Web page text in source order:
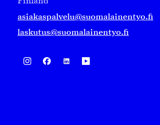
asiakaspalvelu@suomalainentyo.fi
laskutus@suomalainentyo.fi